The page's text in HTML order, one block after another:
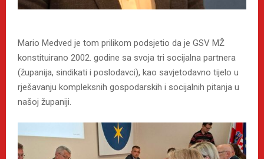
Mario Medved je tom prilikom podsjetio da je GSV MŽ
konstituirano 2002. godine sa svoja tri socijalna partnera
(županija, sindikati i poslodavci), kao savjetodavno tijelo u
rješavanju kompleksnih gospodarskih i socijalnih pitanja u
našoj županiji.